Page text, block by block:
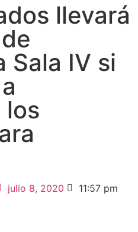
llevará
Sala IV si
los
julio 8, 2020 11:57 pm